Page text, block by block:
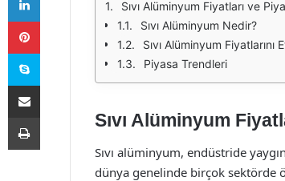
Sıvı Alüminyum Fiyatları ve
Sıvı Alüminyum Nedir?
Sıvı Alüminyum
Piyasa Trendleri
Sıvı Alüminyum
Sıvı alüminyum, endüstride
dünya genelinde birçok sektörde
Pinterest
Skype
E-Posta ile paylaş